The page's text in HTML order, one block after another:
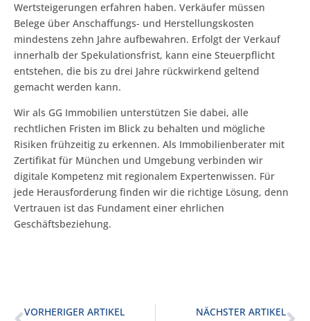
Wertsteigerungen erfahren haben. Verkäufer müssen
Belege über Anschaffungs- und Herstellungskosten
mindestens zehn Jahre aufbewahren. Erfolgt der Verkauf
innerhalb der Spekulationsfrist, kann eine Steuerpflicht
entstehen, die bis zu drei Jahre rückwirkend geltend
gemacht werden kann.
Wir als GG Immobilien unterstützen Sie dabei, alle
rechtlichen Fristen im Blick zu behalten und mögliche
Risiken frühzeitig zu erkennen. Als Immobilienberater mit
Zertifikat für München und Umgebung verbinden wir
digitale Kompetenz mit regionalem Expertenwissen. Für
jede Herausforderung finden wir die richtige Lösung, denn
Vertrauen ist das Fundament einer ehrlichen
Geschäftsbeziehung.
VORHERIGER ARTIKEL NÄCHSTER ARTIKEL